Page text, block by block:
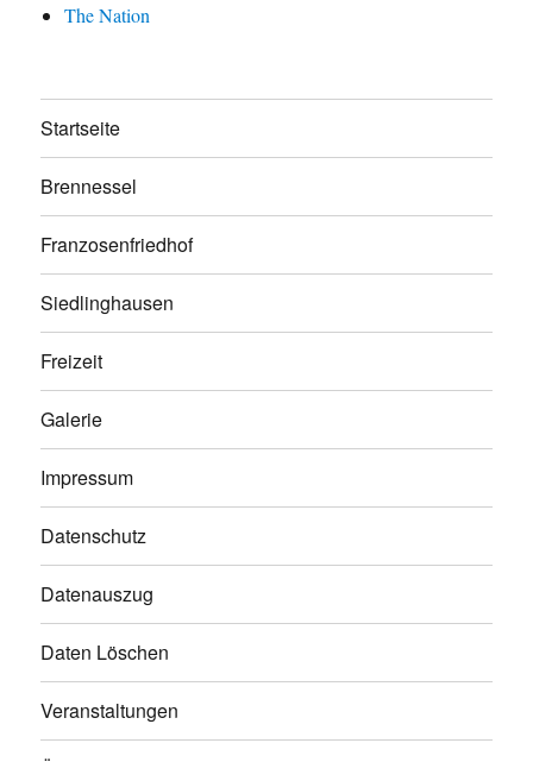
The Nation
Startseite
Brennessel
Franzosenfriedhof
Siedlinghausen
Freizeit
Galerie
Impressum
Datenschutz
Datenauszug
Daten Löschen
Veranstaltungen